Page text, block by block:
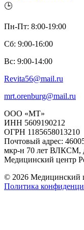
🕒
Пн-Пт: 8:00-19:00
Сб: 9:00-16:00
Вс: 9:00-14:00
Revita56@mail.ru
mrt.orenburg@mail.ru
ООО «МТ»
ИНН 5609190212
ОГРН 1185658013210
Почтовый адрес:
мкр-н 70 лет ВЛКСМ,
Медицинский центр
© 2026 Медицинский
Политика